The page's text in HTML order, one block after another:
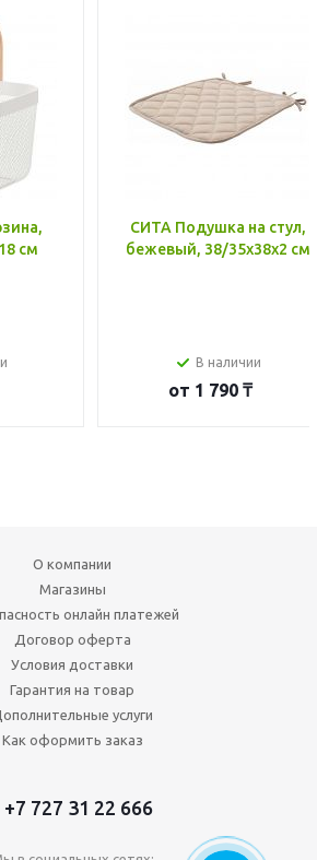
см
СИТА Подушка на стул,
бежевый, 38/35x38x2 см
В наличии
от 1 790 ₸
О компании
Магазины
онлайн платежей
Договор оферта
Условия доставки
Гарантия на товар
услуги
Как оформить заказ
+7 727 31 22 666